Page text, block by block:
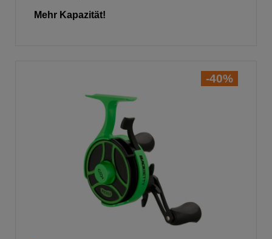
Mehr Kapazität!
-40%